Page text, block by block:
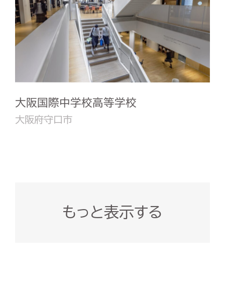
大阪国際中学校高等学校
大阪府守口市
もっと表示する